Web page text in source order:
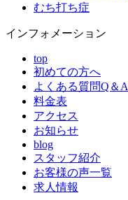
むち打ち症
インフォメーション
top
初めての方へ
よくある質問Q＆A
料金表
アクセス
お知らせ
blog
スタッフ紹介
お客様の声一覧
求人情報